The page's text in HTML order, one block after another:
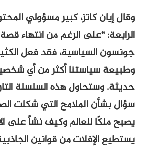
وقال إيان كاتز، كبير مسؤولي
الرابعة: “على الرغم من انتهاء
جونسون السياسية، فقد فعل الكثير
وطبيعة سياستنا أكثر من أي
حديثة. وستحاول هذه السلسلة
سؤال بشأن الملامح التي شكلت
يصبح ملكًا للعالم وكيف نشأ على
يستطيع الإفلات من قوانين